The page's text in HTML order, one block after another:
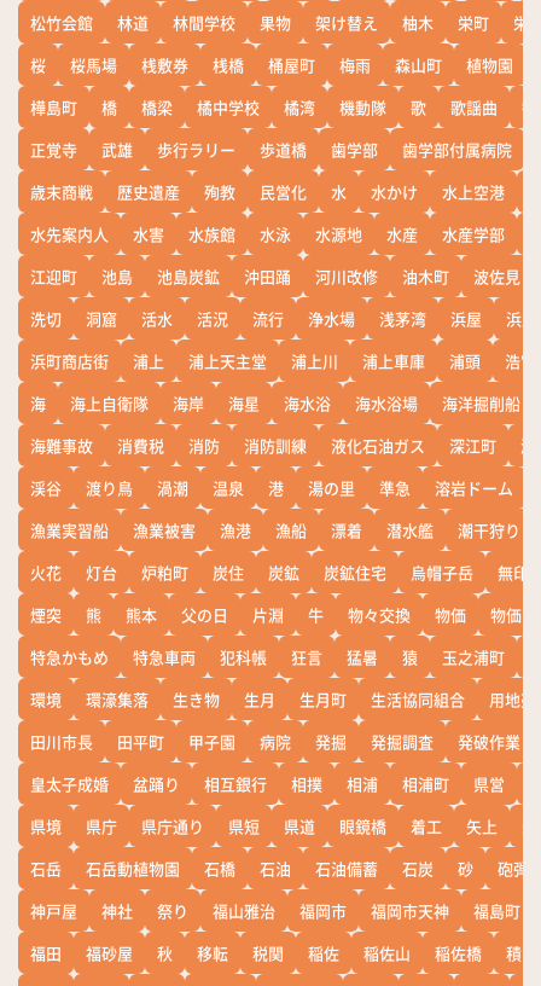
松竹会館 林道 林間学校 果物 架け替え 柚木 栄町
栄
桜
桜馬場 桟敷券 桟橋 桶屋町 梅雨 森山町 植物園
樺島町
橋 橋梁 橘中学校 橘湾 機動隊 歌 歌謡曲
正覚寺
武雄 歩行ラリー 歩道橋 歯学部 歯学部付属病院
歳末商戦
歴史遺産 殉教 民営化 水 水かけ 水上空港
水先案内人
水害 水族館 水泳 水源地 水産 水産学部
江迎町
池島 池島炭鉱 沖田踊 河川改修 油木町
波佐見
洗切
洞窟 活水 活況 流行 浄水場 浅茅湾 浜屋
浜
浜町商店街
浦上 浦上天主堂 浦上川 浦上車庫 浦頭
浩宮
海
海上自衛隊 海岸 海星 海水浴 海水浴場
海洋掘削船
海難事故
消費税 消防 消防訓練 液化石油ガス 深江町
淵
渓谷
渡り鳥 渦潮 温泉 港 湯の里 準急 溶岩ドーム
漁業実習船
漁業被害 漁港 漁船 漂着 潜水艦
潮干狩り
火花
灯台 炉粕町 炭住 炭鉱 炭鉱住宅 烏帽子岳
無印
煙突
熊 熊本 父の日 片淵 牛 物々交換 物価
物価高
特急かもめ
特急車両 犯科帳 狂言 猛暑 猿 玉之浦町
環境
環濠集落 生き物 生月 生月町 生活協同組合
用地売
田川市長
田平町 甲子園 病院 発掘 発掘調査
発破作業
皇太子成婚
盆踊り 相互銀行 相撲 相浦 相浦町 県営
県境
県庁 県庁通り 県短 県道 眼鏡橋 着工 矢上
石岳
石岳動植物園 石橋 石油 石油備蓄 石炭 砂
砲弾
神戸屋
神社 祭り 福山雅治 福岡市 福岡市天神
福島町
福田
福砂屋 秋 移転 税関 稲佐 稲佐山 稲佐橋
積雪